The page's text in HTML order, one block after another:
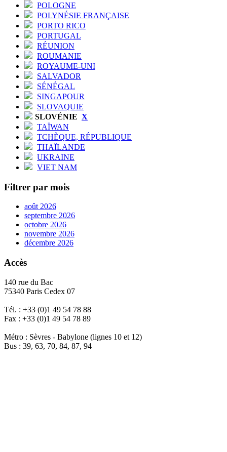
POLOGNE
POLYNÉSIE FRANÇAISE
PORTO RICO
PORTUGAL
RÉUNION
ROUMANIE
ROYAUME-UNI
SALVADOR
SÉNÉGAL
SINGAPOUR
SLOVAQUIE
SLOVÉNIE X
TAÏWAN
TCHÈQUE, RÉPUBLIQUE
THAÏLANDE
UKRAINE
VIET NAM
Filtrer par mois
août 2026
septembre 2026
octobre 2026
novembre 2026
décembre 2026
Accès
140 rue du Bac
75340 Paris Cedex 07
Tél. : +33 (0)1 49 54 78 88
Fax : +33 (0)1 49 54 78 89
Métro : Sèvres - Babylone (lignes 10 et 12)
Bus : 39, 63, 70, 84, 87, 94